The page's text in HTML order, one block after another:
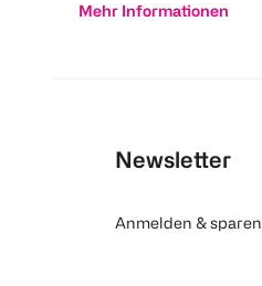
Mehr Informationen
Newsletter
Anmelden & sparen